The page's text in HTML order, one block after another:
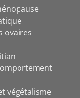
ovaires
végétalisme